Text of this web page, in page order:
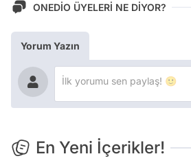
ONEDİO ÜYELERİ NE DİYOR?
Yorum Yazın
En Yeni İçerikler!